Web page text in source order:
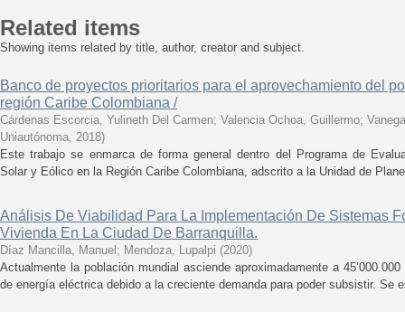
Related items
Showing items related by title, author, creator and subject.
Banco de proyectos prioritarios para el aprovechamiento del
región Caribe Colombiana /
Cárdenas Escorcia, Yulineth Del Carmen; Valencia Ochoa, Guillermo;
Uniautónoma, 2018)
Este trabajo se enmarca de forma general dentro del Programa de
Solar y Eólico en la Región Caribe Colombiana, adscrito a la Unidad de
Análisis De Viabilidad Para La Implementación De Sistemas
Vivienda En La Ciudad De Barranquilla.
Díaz Mancilla, Manuel ; Mendoza, Lupalpi (2020)
Actualmente la población mundial asciende aproximadamente a
de energía eléctrica debido a la creciente demanda para poder subsistir. Se